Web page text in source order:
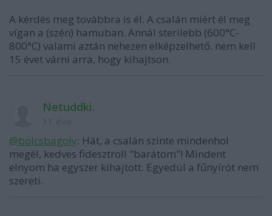
A kérdés meg továbbra is él. A csalán miért él meg
vígan a (szén) hamuban. Annál sterilebb (600°C-
800°C) valami aztán nehezen elképzelhető. nem kell
15 évet várni arra, hogy kihajtson.
Netuddki.
@bölcsbagoly: Hát, a csalán szinte mindenhol
megél, kedves fidesztroll "barátom"! Mindent
elnyom ha egyszer kihajtott. Egyedül a fűnyírót nem
szereti.